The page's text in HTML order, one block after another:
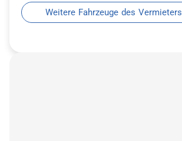
Weitere Fahrzeuge des Vermieters